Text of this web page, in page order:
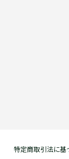
特定商取引法に基